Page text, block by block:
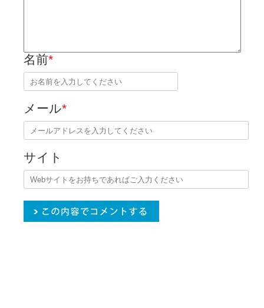
名前*
メール*
サイト